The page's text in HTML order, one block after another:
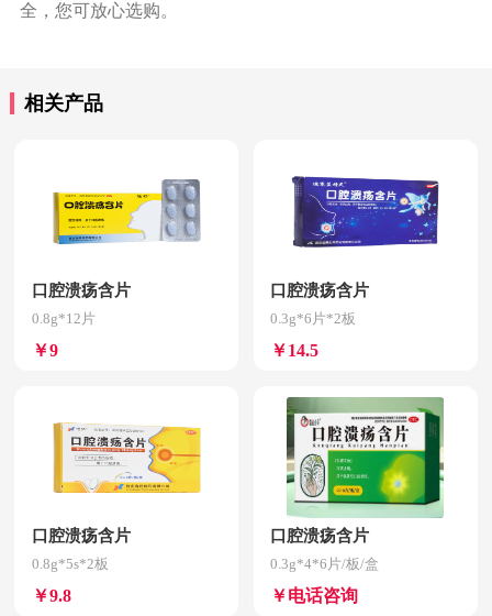
全，您可放心选购。
相关产品
口腔溃疡含片
0.8g*12片
￥9
口腔溃疡含片
0.3g*6片*2板
￥14.5
口腔溃疡含片
0.8g*5s*2板
￥9.8
口腔溃疡含片
0.3g*4*6片/板/盒
￥电话咨询